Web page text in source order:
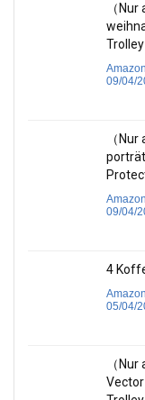
（
09/04/
（
09/04/
4
05/04/
（